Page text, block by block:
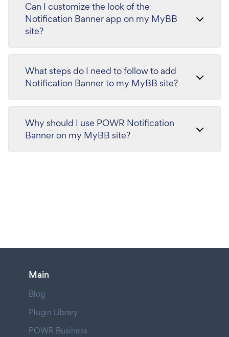
Can I customize the look of the
Notification Banner app on my MyBB
site?
What steps do I need to follow to add
Notification Banner to my MyBB site?
Why should I use POWR Notification
Banner on my MyBB site?
Main
Blog
Plugin Library
POWR Business